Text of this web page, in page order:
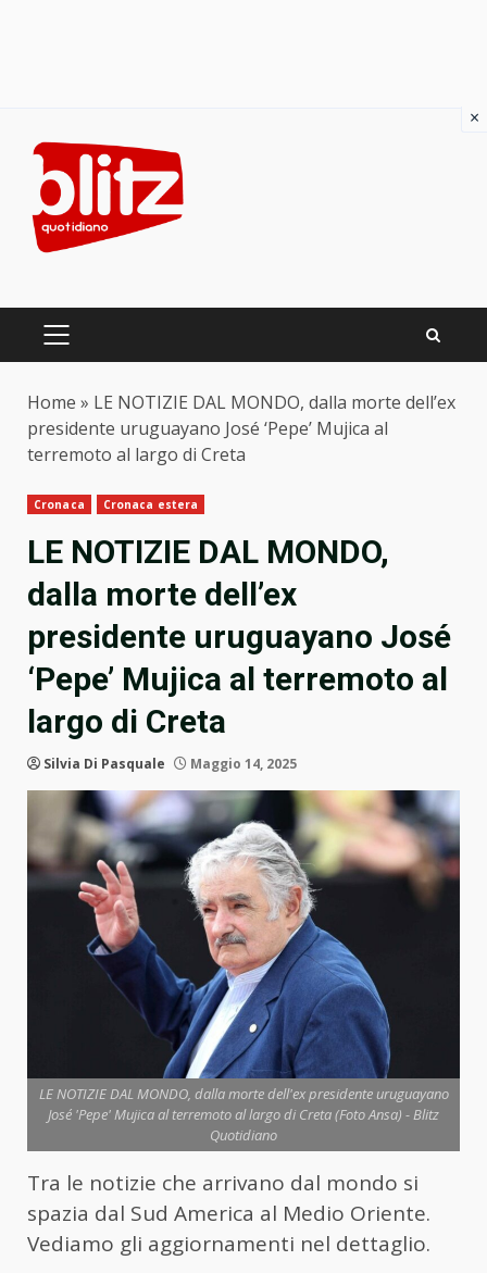
content
PRIMARY
Home » LE NOTIZIE DAL MONDO, dalla morte dell’ex
presidente uruguayano José ‘Pepe’ Mujica al
terremoto al largo di Creta
Cronaca Cronaca estera
LE NOTIZIE DAL MONDO,
dalla morte dell’ex
presidente uruguayano José
‘Pepe’ Mujica al terremoto al
largo di Creta
Silvia Di Pasquale Maggio 14, 2025
LE NOTIZIE DAL MONDO, dalla morte dell'ex presidente uruguayano
José 'Pepe' Mujica al terremoto al largo di Creta (Foto Ansa) - Blitz
Quotidiano
Tra le notizie che arrivano dal mondo si
spazia dal Sud America al Medio Oriente.
Vediamo gli aggiornamenti nel dettaglio.
×